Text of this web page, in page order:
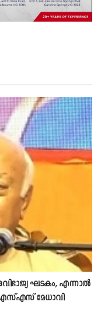
ഘടകം, എന്നാൽ
മേധാവി